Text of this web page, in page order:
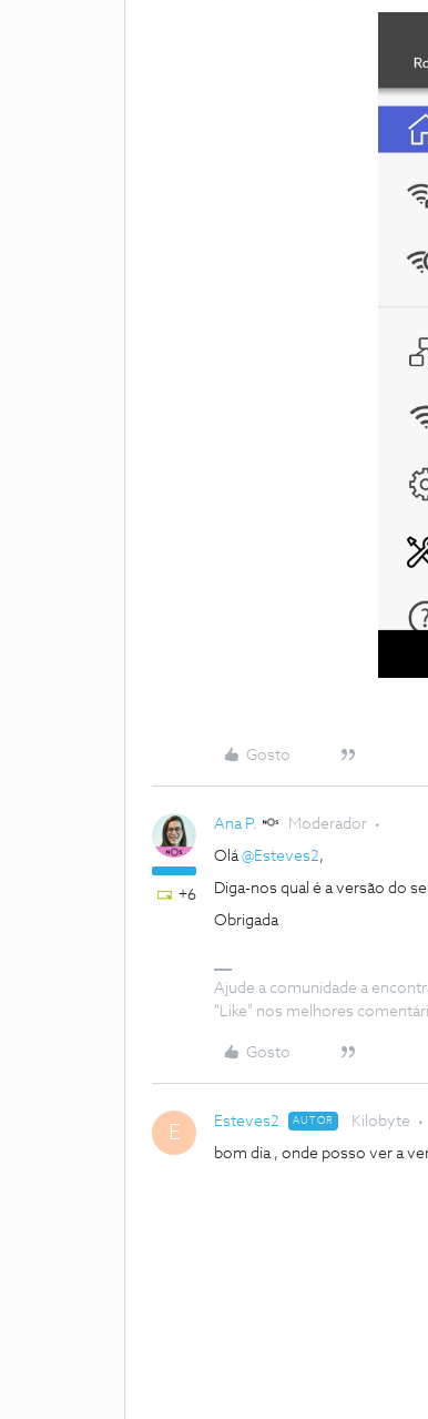
Gosto
+6
Ana P. Moderador
Olá@Esteves2,
Diga-nos qual é a versão do
Obrigada
Ajude a comunidade a
"Like" nos melhores
Gosto
E Esteves2 AUTOR Kilobyte
bom dia , onde posso ver a